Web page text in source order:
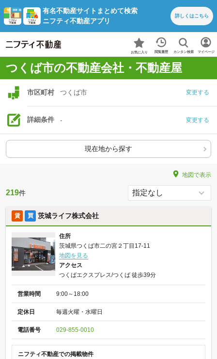
有名不動産サイトまとめて検索
ニフティ不動産アプリ
詳しくはこちら
お気に入り 閲覧履歴 カンタン検索 マイページ
つくば市の不動産会社・不動産屋
市区町村 つくば市 変更する
詳細条件 - 変更する
現在地から探す
地図で表示
219件
賃 買 茨城ライフ株式会社
住所
茨城県つくば市二の宮２丁目17-11
地図を見る
アクセス
つくばエクスプレス/つくば 徒歩39分
営業時間 9:00～18:00
定休日 毎週火曜・水曜日
電話番号 029-855-0010
ニフティ不動産での掲載物件